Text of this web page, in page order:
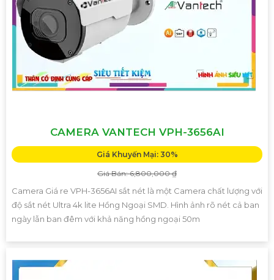
CAMERA VANTECH VPH-3656AI
Giá Khuyến Mại: 30%
Giá Bán: 6,800,000 ₫
Camera Giá re VPH-3656AI sắt nét là một Camera chất lượng với
độ sắt nét Ultra 4k lite Hồng Ngoại SMD. Hình ảnh rõ nét cả ban
ngày lẫn ban đêm với khả năng hồng ngoại 50m